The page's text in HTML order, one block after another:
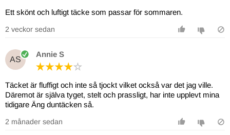
Ett skönt och luftigt täcke som passar för sommaren.
2 veckor sedan
AS
Annie S
Täcket är fluffigt och inte så tjockt vilket också var det jag ville.
Däremot är själva tyget, stelt och prassligt, har inte upplevt mina
tidigare Äng duntäcken så.
2 månader sedan